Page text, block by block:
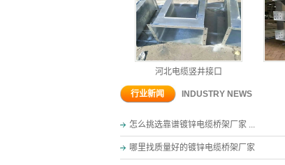
河北电缆竖井接口
行业新闻 INDUSTRY NEWS
怎么挑选靠谱镀锌电缆桥架厂家 ...
哪里找质量好的镀锌电缆桥架厂家